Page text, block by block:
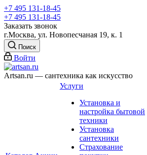
+7 495 131-18-45
+7 495 131-18-45
Заказать звонок
г.Москва, ул. Новопесчаная 19, к. 1
Поиск
Войти
Artsan.ru — сантехника как искусство
Услуги
Установка и
настройка бытовой
техники
Установка
сантехники
Страхование